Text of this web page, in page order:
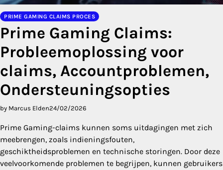
PRIME GAMING CLAIMS PROCES
Prime Gaming Claims:
Probleemoplossing voor
claims, Accountproblemen,
Ondersteuningsopties
by Marcus Elden24/02/2026
Prime Gaming-claims kunnen soms uitdagingen met zich
meebrengen, zoals indieningsfouten,
geschiktheidsproblemen en technische storingen. Door deze
veelvoorkomende problemen te begrijpen, kunnen gebruikers